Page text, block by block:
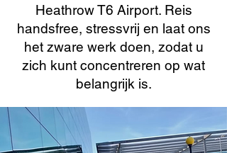
Heathrow T6 Airport. Reis
handsfree, stressvrij en laat ons
het zware werk doen, zodat u
zich kunt concentreren op wat
belangrijk is.